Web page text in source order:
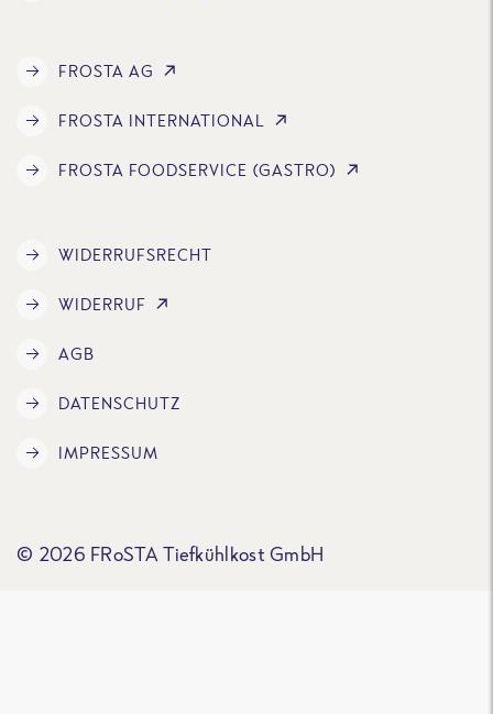
FROSTA AG
FROSTA INTERNATIONAL
FROSTA FOODSERVICE (GASTRO)
WIDERRUFSRECHT
WIDERRUF
AGB
DATENSCHUTZ
IMPRESSUM
© 2026 FRoSTA Tiefkühlkost GmbH